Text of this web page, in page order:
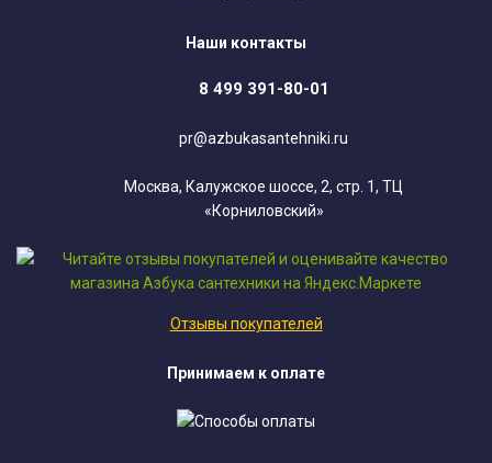
Наши контакты
8 499 391-80-01
pr@azbukasantehniki.ru
Москва, Калужское шоссе, 2, стр. 1, ТЦ
«Корниловский»
Отзывы покупателей
Принимаем к оплате